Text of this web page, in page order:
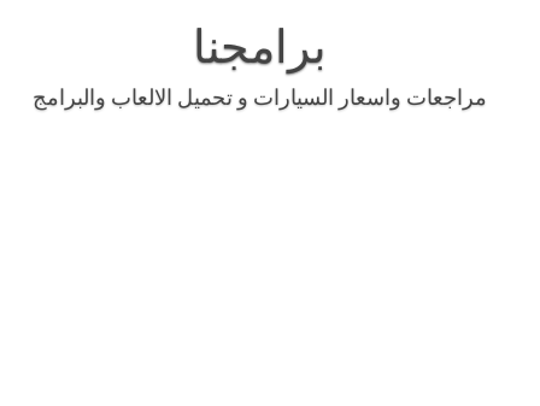
برامجنا
مراجعات واسعار السيارات و تحميل الالعاب والبرامج